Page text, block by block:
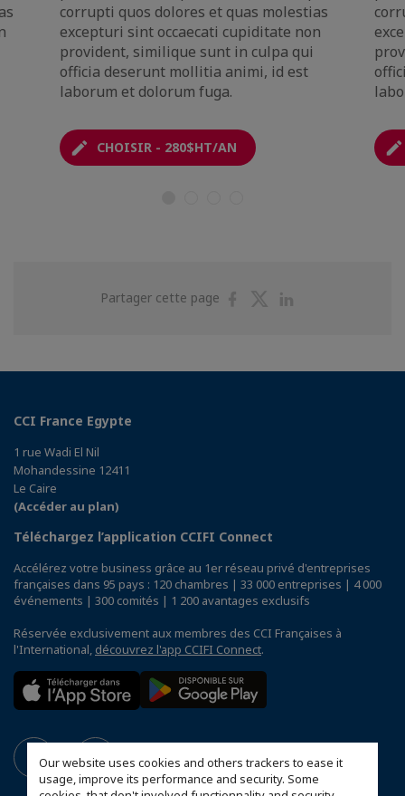
Our website uses cookies and others trackers to ease it
usage, improve its performance and security. Some
corrupti quos dolores et quas molestias
excepturi sint occaecati cupiditate non
provident, similique sunt in culpa qui
officia deserunt mollitia animi, id est
laborum et dolorum fuga.
CHOISIR - 280$HT/AN
Partager cette page
PartagerPartager
CCI France Egypte
1 rue Wadi El Nil
Mohandessine 12411
Le Caire
(Accéder au plan)
Téléchargez l’application CCIFI Connect
Accélérez votre business grâce au 1er réseau privé d'entreprises
françaises dans 95 pays : 120 chambres | 33 000 entreprises | 4 000
événements | 300 comités | 1 200 avantages exclusifs
Réservée exclusivement aux membres des CCI Françaises à
l'International, découvrez l'app CCIFI Connect.